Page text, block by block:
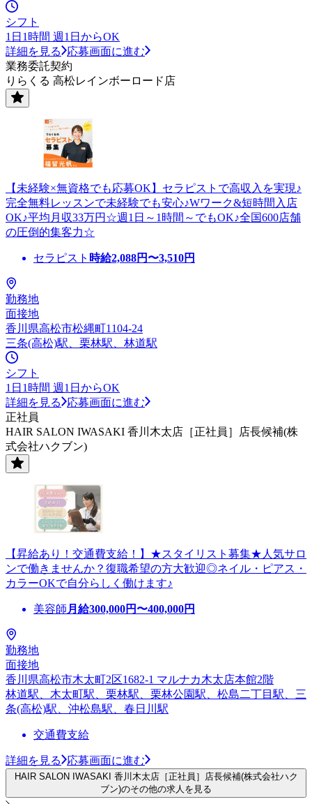
シフト
1日1時間 週1日からOK
詳細を見る
応募画面に進む
業務委託契約
りらくる 高松レインボーロード店
【未経験×無資格でも応募OK】セラピストで高収入を実現♪
完全無料レッスンで未経験でも安心♪Wワーク&短時間入店
OK♪平均月収33万円☆週1日～1時間～でもOK♪全国600店舗
の圧倒的集客力☆
セラピスト 時給2,088円〜3,510円
勤務地
面接地
香川県高松市松縄町1104-24
三条(高松)駅、栗林駅、林道駅
シフト
1日1時間 週1日からOK
詳細を見る
応募画面に進む
正社員
HAIR SALON IWASAKI 香川木太店［正社員］店長候補(株
式会社ハクブン)
【昇給あり！交通費支給！】★スタイリスト募集★人気サロ
ンで働きませんか？復職希望の方大歓迎◎ネイル・ピアス・
カラーOKで自分らしく働けます♪
美容師 月給300,000円〜400,000円
勤務地
面接地
香川県高松市木太町2区1682-1 マルナカ木太店本館2階
林道駅、木太町駅、栗林駅、栗林公園駅、松島二丁目駅、三
条(高松)駅、沖松島駅、春日川駅
交通費支給
詳細を見る 応募画面に進む
HAIR SALON IWASAKI 香川木太店［正社員］店長候補(株式会社ハク
ブン)のその他の求人を見る